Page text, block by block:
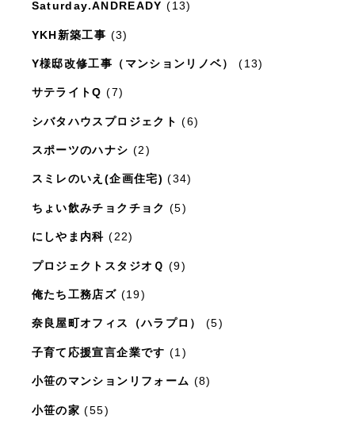
Saturday.ANDREADY (13)
YKH新築工事 (3)
Y様邸改修工事（マンションリノベ） (13)
サテライトQ (7)
シバタハウスプロジェクト (6)
スポーツのハナシ (2)
スミレのいえ(企画住宅) (34)
ちょい飲みチョクチョク (5)
にしやま内科 (22)
プロジェクトスタジオＱ (9)
俺たち工務店ズ (19)
奈良屋町オフィス（ハラプロ） (5)
子育て応援宣言企業です (1)
小笹のマンションリフォーム (8)
小笹の家 (55)